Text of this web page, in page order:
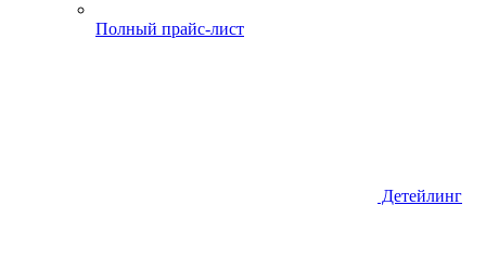
Полный прайс-лист
Детейлинг